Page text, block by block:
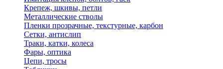
Крепеж, шкивы, петли
Металлические стволы
Пленки прозрачные, текстурные, карбон
Сетки, антислип
Траки, катки, колеса
Фары, оптика
Цепи, тросы